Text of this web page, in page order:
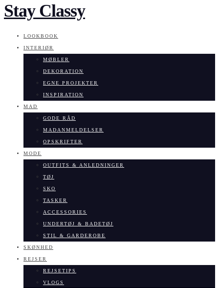
Stay Classy
LOOKBOOK
INTERIØR
MØBLER
DEKORATION
EGNE PROJEKTER
INSPIRATION
MAD
GODE RÅD
MADANMELDELSER
OPSKRIFTER
MODE
OUTFITS & ANLEDNINGER
TØJ
SKO
TASKER
ACCESSORIES
UNDERTØJ & BADETØJ
STIL & GARDEROBE
SKØNHED
REJSER
REJSETIPS
VLOGS